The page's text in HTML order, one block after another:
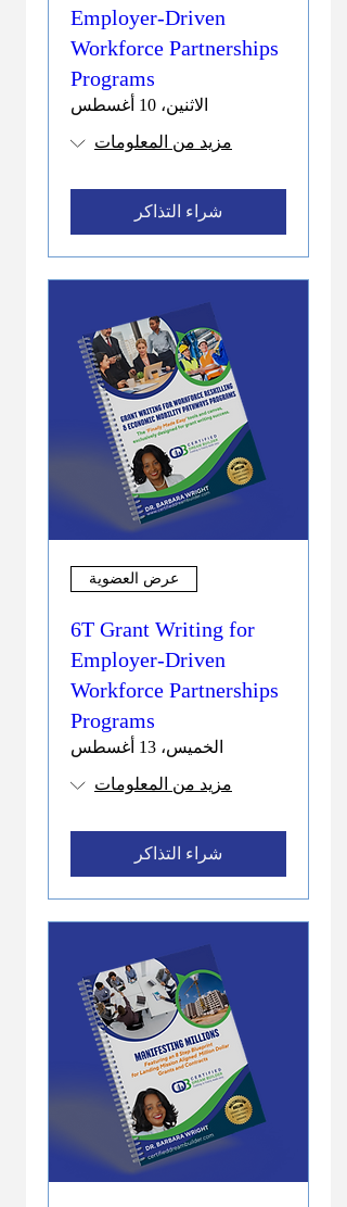
Employer-Driven
Workforce Partnerships
Programs
الاثنين، 10 أغسطس
مزيد من المعلومات
شراء التذاكر
عرض العضوية
6T Grant Writing for
Employer-Driven
Workforce Partnerships
Programs
الخميس، 13 أغسطس
مزيد من المعلومات
شراء التذاكر